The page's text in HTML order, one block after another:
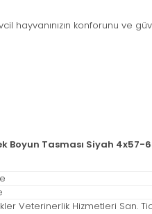
konforunu ve
Tasması Siyah 4x57-
Veterinerlik Hizmetleri San.